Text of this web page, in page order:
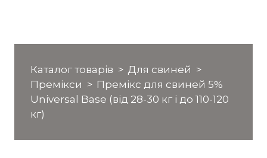
Каталог товарів
Для свиней
Премікси
Премікс для свиней 5%
Universal Base (від 28-30 кг і до 110-120
кг)